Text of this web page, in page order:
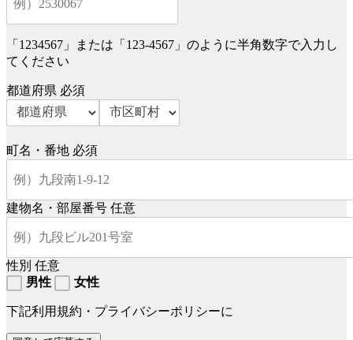
「1234567」または「123-4567」のように半角数字で入力し
てください
都道府県 必須
町名・番地 必須
建物名・部屋番号 任意
性別 任意
男性
女性
下記利用規約・プライバシーポリシーに